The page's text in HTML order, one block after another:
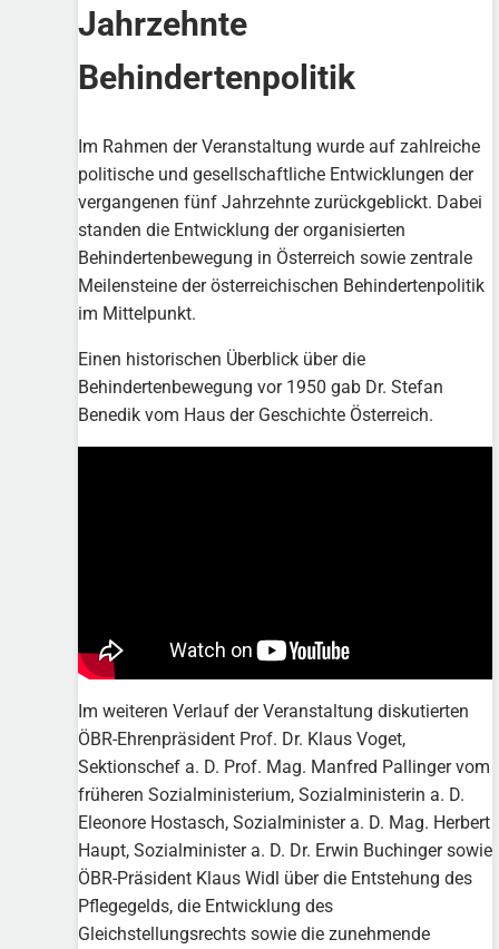
Jahrzehnte
Behindertenpolitik
Im Rahmen der Veranstaltung wurde auf zahlreiche
politische und gesellschaftliche Entwicklungen der
vergangenen fünf Jahrzehnte zurückgeblickt. Dabei
standen die Entwicklung der organisierten
Behindertenbewegung in Österreich sowie zentrale
Meilensteine der österreichischen Behindertenpolitik
im Mittelpunkt.
Einen historischen Überblick über die
Behindertenbewegung vor 1950 gab Dr. Stefan
Benedik vom Haus der Geschichte Österreich.
Im weiteren Verlauf der Veranstaltung diskutierten
ÖBR-Ehrenpräsident Prof. Dr. Klaus Voget,
Sektionschef a. D. Prof. Mag. Manfred Pallinger vom
früheren Sozialministerium, Sozialministerin a. D.
Eleonore Hostasch, Sozialminister a. D. Mag. Herbert
Haupt, Sozialminister a. D. Dr. Erwin Buchinger sowie
ÖBR-Präsident Klaus Widl über die Entstehung des
Pflegegelds, die Entwicklung des
Gleichstellungsrechts sowie die zunehmende